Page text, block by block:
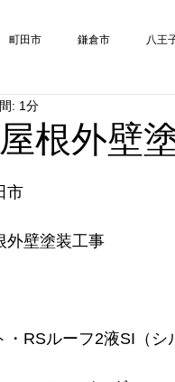
町田市 鎌倉市 八王
寒川町
瀬谷区
根外壁
: 1分
市
外壁塗装工事
・RSルーフ2液SI（シ